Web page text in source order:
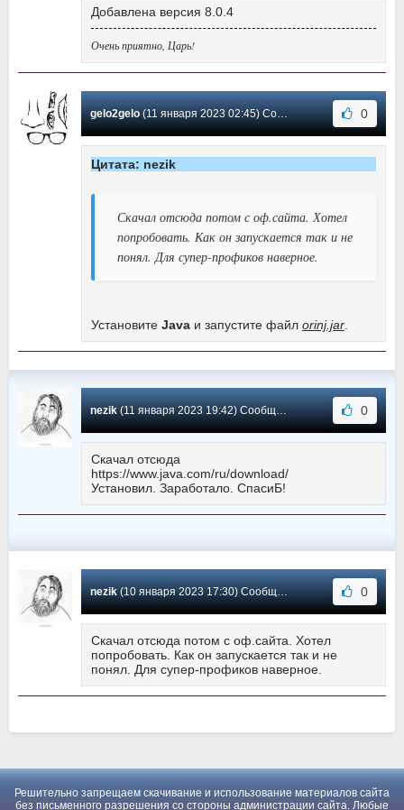
Добавлена версия 8.0.4
Очень приятно, Царь!
gelo2gelo(11 января 2023 02:45) Сообщение #2 0
Цитата: nezik
Скачал отсюда потом с оф.сайта. Хотел
попробовать. Как он запускается так и не
понял. Для супер-профиков наверное.
Установите Java и запустите файл orinj.jar
nezik(11 января 2023 19:42) Сообщение #1 0
Скачал отсюда
https://www.java.com/ru/download/
Установил. Заработало. СпасиБ!
nezik(10 января 2023 17:30) Сообщение #0 0
Скачал отсюда потом с оф.сайта. Хотел
попробовать. Как он запускается так и не
понял. Для супер-профиков наверное.
Решительно запрещаем скачивание и использование материалов сайта
без письменного разрешения со стороны администрации сайта. Любые